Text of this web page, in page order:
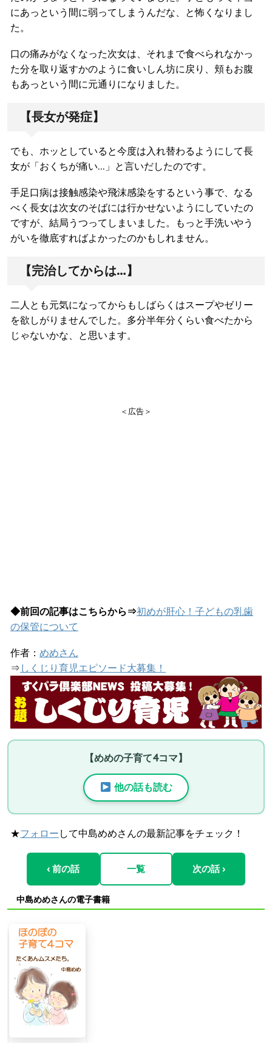
にあっという間に弱ってしまうんだな、と怖くなりまし
た。
口の痛みがなくなった次女は、それまで食べられなかっ
た分を取り返すかのように食いしん坊に戻り、頬もお腹
もあっという間に元通りになりました。
【長女が発症】
でも、ホッとしていると今度は入れ替わるようにして長
女が「おくちが痛い…」と言いだしたのです。
手足口病は接触感染や飛沫感染をするという事で、なる
べく長女は次女のそばには行かせないようにしていたの
ですが、結局うつってしまいました。もっと手洗いやう
がいを徹底すればよかったのかもしれません。
【完治してからは…】
二人とも元気になってからもしばらくはスープやゼリー
を欲しがりませんでした。多分半年分くらい食べたから
じゃないかな、と思います。
＜広告＞
◆前回の記事はこちらから⇒初めが肝心！子どもの乳歯
の保管について
作者： めめさん
⇒ しくじり育児エピソード大募集！
【めめの子育て4コマ】
他の話も読む
★フォロー して中島めめさんの最新記事をチェック！
‹ 前の話 一覧 次の話 ›
中島めめさんの電子書籍